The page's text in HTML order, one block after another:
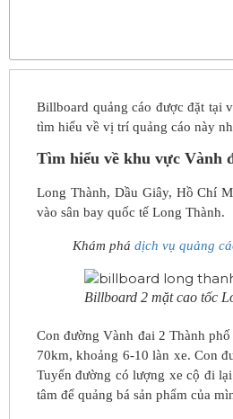
Billboard quảng cáo được đặt tại
tìm hiểu về vị trí quảng cáo này
Tìm hiểu về khu vực Vành
Long Thành, Dầu Giây, Hồ Chí
vào sân bay quốc tế Long Thành.
Khám phá dịch vụ quảng
Billboard 2 mặt cao tốc
Con đường Vành đai 2 Thành
70km, khoảng 6-10 làn xe. Con
Tuyến đường có lượng xe cộ đi
tâm để quảng bá sản phẩm của